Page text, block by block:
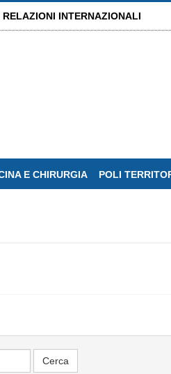
RELAZIONI INTERNAZIONALI
E CHIRURGIA POLI